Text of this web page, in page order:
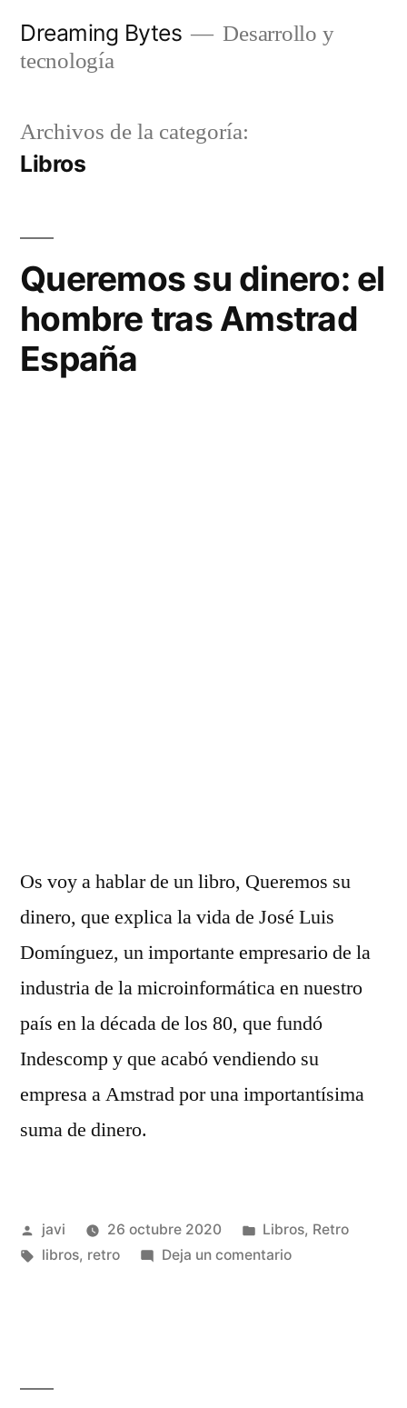
Dreaming Bytes
Desarrollo y
tecnología
Archivos de la categoría:
Libros
Queremos su dinero: el
hombre tras Amstrad
España
Os voy a hablar de un libro, Queremos su
dinero, que explica la vida de José Luis
Domínguez, un importante empresario de la
industria de la microinformática en nuestro
país en la década de los 80, que fundó
Indescomp y que acabó vendiendo su
empresa a Amstrad por una importantísima
suma de dinero.
Publicado
por
javi 26 octubre 2020
Publicado
en
Libros, Retro
Etiquetas:
libros, retro Deja un comentarioen